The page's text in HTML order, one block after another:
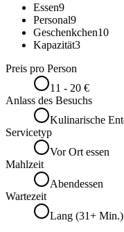
Essen9
Personal9
Geschenkchen10
Kapazität3
Preis pro Person
11 - 20 €
Anlass des Besuchs
Kulinarische
Servicetyp
Vor Ort essen
Mahlzeit
Abendessen
Wartezeit
Lang (31+ Min.)